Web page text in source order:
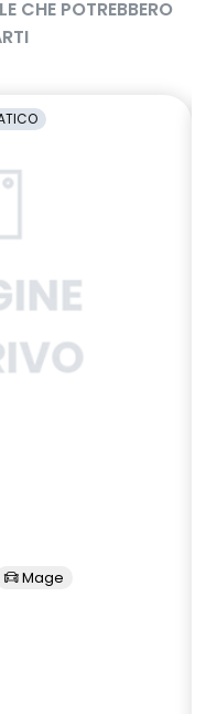
CHE POTREBBERO
Mage